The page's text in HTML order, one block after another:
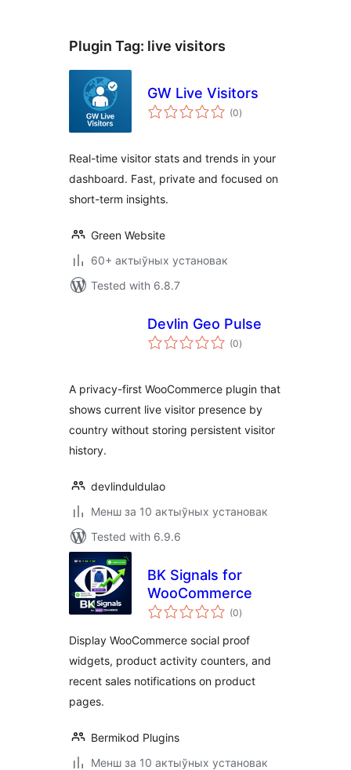
Plugin Tag: live visitors
GW Live Visitors
(0total
ratings
)
Real-time visitor stats and trends in your
dashboard. Fast, private and focused on
short-term insights.
Green Website
60+ актыўных установак
Tested with 6.8.7
Devlin Geo Pulse
(0total
ratings
)
A privacy-first WooCommerce plugin that
shows current live visitor presence by
country without storing persistent visitor
history.
devlinduldulao
Менш за 10 актыўных установак
Tested with 6.9.6
BK Signals for
WooCommerce
(0total
ratings
)
Display WooCommerce social proof
widgets, product activity counters, and
recent sales notifications on product
pages.
Bermikod Plugins
Менш за 10 актыўных установак